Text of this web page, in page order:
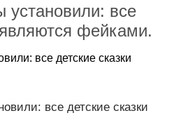
установили: все
фейками.
все детские сказки
все детские сказки